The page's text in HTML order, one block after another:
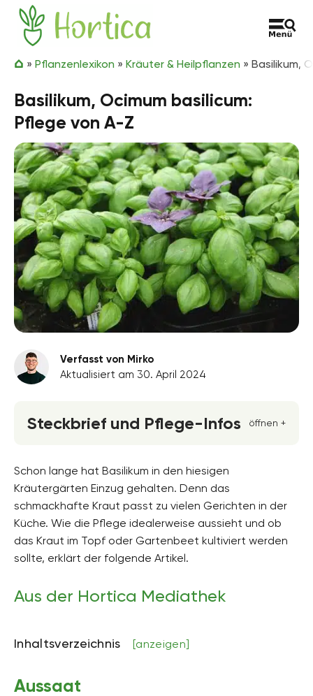
Zum Inhalt springen
Hortica
» Pflanzenlexikon » Kräuter & Heilpflanzen » Basilikum,
Basilikum, Ocimum basilicum:
Pflege von A-Z
Verfasst von Mirko
Aktualisiert am 30. April 2024
Steckbrief und Pflege-Infos öffnen +
rosa, rot, weiss
Standort
Sonnig
Blütezeit
Juni, Juli, August, September
aufrecht, einjährig
Schon lange hat Basilikum in den hiesigen
Kräutergärten Einzug gehalten. Denn das
schmackhafte Kraut passt zu vielen Gerichten in der
Küche. Wie die Pflege idealerweise aussieht und ob
das Kraut im Topf oder Gartenbeet kultiviert werden
sollte, erklärt der folgende Artikel.
Aus der Hortica Mediathek
Inhaltsverzeichnis [anzeigen]
Aussaat